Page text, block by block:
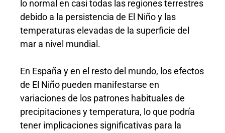
lo normal en casi todas las regiones terrestres
debido a la persistencia de El Niño y las
temperaturas elevadas de la superficie del
mar a nivel mundial.
En España y en el resto del mundo, los efectos
de El Niño pueden manifestarse en
variaciones de los patrones habituales de
precipitaciones y temperatura, lo que podría
tener implicaciones significativas para la